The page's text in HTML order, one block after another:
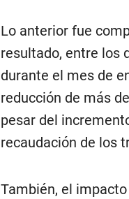
Lo anterior fue
resultado, entre los
durante el mes de
reducción de más
pesar del
recaudación de los
También, el